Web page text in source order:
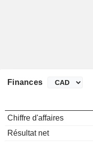
Finances
Chiffre d'affaires
Résultat net